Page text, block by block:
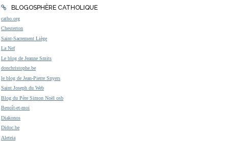
BLOGOSPHÈRE CATHOLIQUE
catho.org
Chesterton
Saint-Sacrement Liège
La Nef
Le blog de Jeanne Smits
donchristophe.be
le blog de Jean-Pierre Snyers
Saint Joseph du Web
Blog du Père Simon Noël osb
Benoît-et-moi
Diakonos
Didoc.be
Aleteia